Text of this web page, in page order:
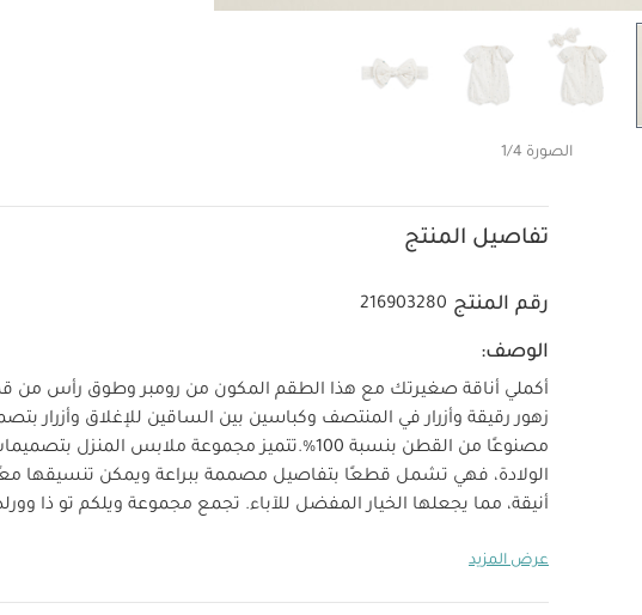
الصورة 1/4
تفاصيل المنتج
رقم المنتج 216903280
الوصف:
أكملي أناقة صغيرتك مع هذا الطقم المكون من رومبر وطوق رأس
زهور رقيقة وأزرار في المنتصف وكباسين بين الساقين للإغلاق وأزرار
مصنوعًا من القطن بنسبة 100‏‏‏‏%‏‏.
تتميز مجموعة ملابس المنزل بتصميمات
الولادة، فهي تشمل قطعًا بتفاصيل مصممة ببراعة ويمكن تنسيقها
أنيقة، مما يجعلها الخيار المفضل للآباء. تجمع مجموعة ويلكم تو ذا
المنتصف وكباسين إضافية لسهولة التغيير
عرض المزيد